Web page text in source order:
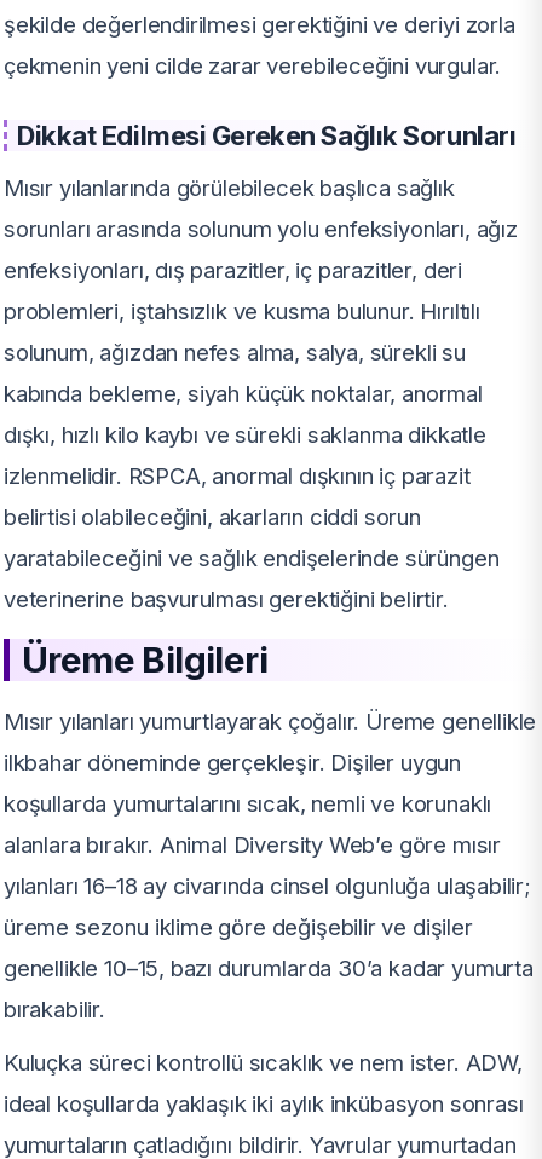
şekilde değerlendirilmesi gerektiğini ve deriyi zorla
çekmenin yeni cilde zarar verebileceğini vurgular.
Dikkat Edilmesi Gereken Sağlık Sorunları
Mısır yılanlarında görülebilecek başlıca sağlık
sorunları arasında solunum yolu enfeksiyonları, ağız
enfeksiyonları, dış parazitler, iç parazitler, deri
problemleri, iştahsızlık ve kusma bulunur. Hırıltılı
solunum, ağızdan nefes alma, salya, sürekli su
kabında bekleme, siyah küçük noktalar, anormal
dışkı, hızlı kilo kaybı ve sürekli saklanma dikkatle
izlenmelidir. RSPCA, anormal dışkının iç parazit
belirtisi olabileceğini, akarların ciddi sorun
yaratabileceğini ve sağlık endişelerinde sürüngen
veterinerine başvurulması gerektiğini belirtir.
Üreme Bilgileri
Mısır yılanları yumurtlayarak çoğalır. Üreme genellikle
ilkbahar döneminde gerçekleşir. Dişiler uygun
koşullarda yumurtalarını sıcak, nemli ve korunaklı
alanlara bırakır. Animal Diversity Web’e göre mısır
yılanları 16–18 ay civarında cinsel olgunluğa ulaşabilir;
üreme sezonu iklime göre değişebilir ve dişiler
genellikle 10–15, bazı durumlarda 30’a kadar yumurta
bırakabilir.
Kuluçka süreci kontrollü sıcaklık ve nem ister. ADW,
ideal koşullarda yaklaşık iki aylık inkübasyon sonrası
yumurtaların çatladığını bildirir. Yavrular yumurtadan